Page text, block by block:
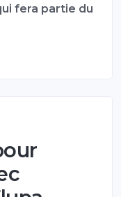
fera partie du